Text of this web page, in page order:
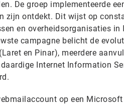
De groep implementeerde
zijn ontdekt. Dit wijst op
en overheidsorganisaties in
campagne belicht de
en Pinar), meerdere
Internet Information
op een Microsoft